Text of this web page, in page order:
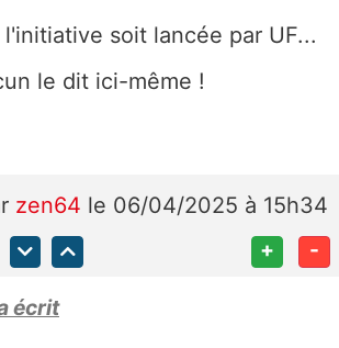
soit lancée par UF...
le dit ici-même !
zen64 le 06/04/2025 à 15h34
+ -
écrit